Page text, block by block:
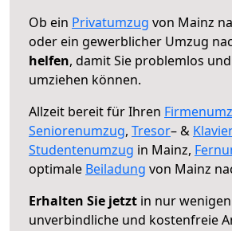
Ob ein Privatumzug von Mainz
oder ein gewerblicher Umzug
helfen, damit Sie problemlos
umziehen können.
Allzeit bereit für Ihren
Seniorenumzug, Tresor– &
Studentenumzug in Mainz,
optimale Beiladung von Mainz
Erhalten Sie jetzt in nur
unverbindliche und kostenfreie